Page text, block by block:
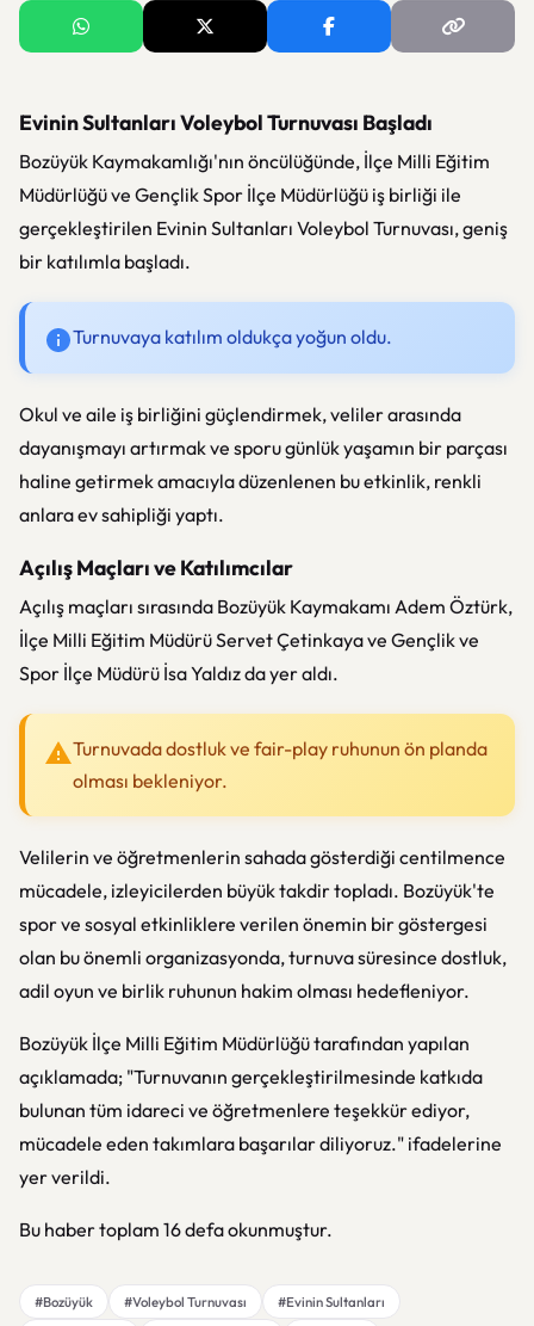
Evinin Sultanları Voleybol Turnuvası Başladı
Bozüyük Kaymakamlığı'nın öncülüğünde, İlçe Milli Eğitim
Müdürlüğü ve Gençlik Spor İlçe Müdürlüğü iş birliği ile
gerçekleştirilen Evinin Sultanları Voleybol Turnuvası, geniş
bir katılımla başladı.
Turnuvaya katılım oldukça yoğun oldu.
Okul ve aile iş birliğini güçlendirmek, veliler arasında
dayanışmayı artırmak ve sporu günlük yaşamın bir parçası
haline getirmek amacıyla düzenlenen bu etkinlik, renkli
anlara ev sahipliği yaptı.
Açılış Maçları ve Katılımcılar
Açılış maçları sırasında Bozüyük Kaymakamı Adem Öztürk,
İlçe Milli Eğitim Müdürü Servet Çetinkaya ve Gençlik ve
Spor İlçe Müdürü İsa Yaldız da yer aldı.
Turnuvada dostluk ve fair-play ruhunun ön planda
olması bekleniyor.
Velilerin ve öğretmenlerin sahada gösterdiği centilmence
mücadele, izleyicilerden büyük takdir topladı. Bozüyük'te
spor ve sosyal etkinliklere verilen önemin bir göstergesi
olan bu önemli organizasyonda, turnuva süresince dostluk,
adil oyun ve birlik ruhunun hakim olması hedefleniyor.
Bozüyük İlçe Milli Eğitim Müdürlüğü tarafından yapılan
açıklamada; "Turnuvanın gerçekleştirilmesinde katkıda
bulunan tüm idareci ve öğretmenlere teşekkür ediyor,
mücadele eden takımlara başarılar diliyoruz." ifadelerine
yer verildi.
Bu haber toplam 16 defa okunmuştur.
#Bozüyük #Voleybol Turnuvası
#Evinin Sultanları